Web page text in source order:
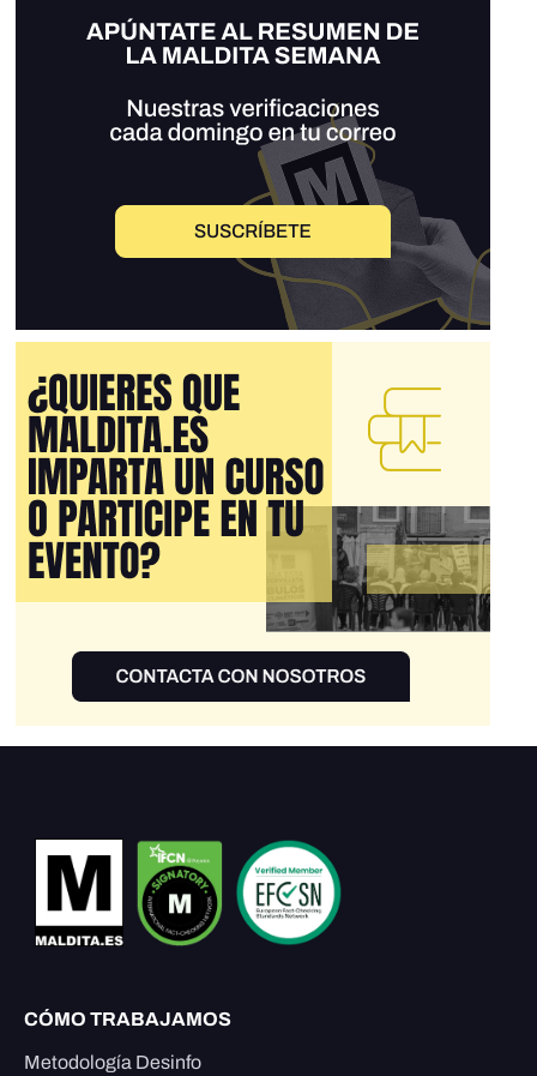
CÓMO TRABAJAMOS
Metodología Desinfo